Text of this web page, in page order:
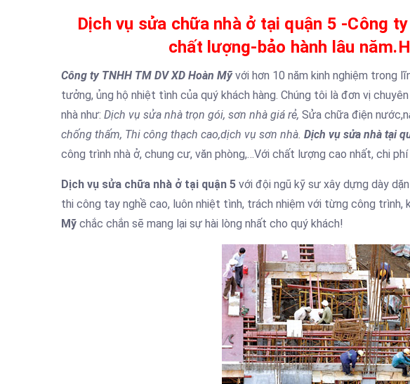
Dịch vụ sửa chữa nhà ở tại quận 5 -Công
chất lượng-bảo hành lâu
Công ty TNHH TM DV XD Hoàn Mỹvới hơn 10 năm kinh nghiệm trong
tưởng, ủng hộ nhiệt tình của quý khách hàng. Chúng tôi là đơn vị
nhà như: Dịch vụ sửa nhà trọn gói, sơn nhà giá rẻ, Sửa chữa điện nước,n
chống thấm, Thi công thạch cao,dịch vụ sơn nhà. Dịch vụ sửa nhà tại
công trình nhà ở, chung cư, văn phòng,…Với chất lượng cao nhất, chi
Dịch vụ sửa chữa nhà ở tại quận 5 với đội ngũ kỹ sư xây dựng dày
thi công tay nghề cao, luôn nhiệt tình, trách nhiệm với từng công trình,
Mỹ chắc chắn sẽ mang lại sự hài lòng nhất cho quý khách!